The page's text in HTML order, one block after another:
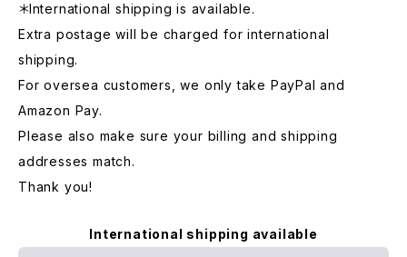
＊International shipping is available.
Extra postage will be charged for international
shipping.
For oversea customers, we only take PayPal and
Amazon Pay.
Please also make sure your billing and shipping
addresses match.
Thank you!
International shipping available